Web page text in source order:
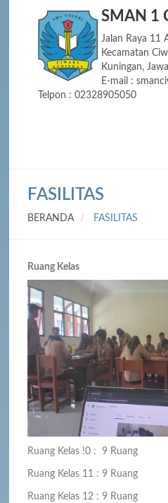
SMAN 1
Jalan Raya 11
Kecamatan
Kuningan,
E-mail :
Telpon : 02328905050
FASILITAS
BERANDA FASILITAS
Ruang Kelas
Ruang Kelas !0 : 9 Ruang
Ruang Kelas 11 : 9 Ruang
Ruang Kelas 12 : 9 Ruang